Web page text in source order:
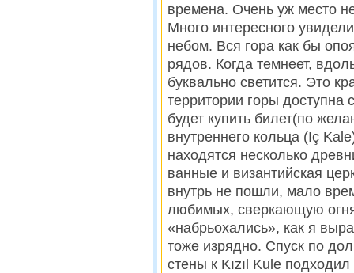
времена. Очень уж место
Много интересного
небом. Вся гора как бы
рядов. Когда темнеет,
буквально светится. Это
территории горы
будет купить билет(по
внутреннего кольца (Iç
находятся несколько
ванные и византийская
внутрь не пошли, мало
любимых, сверкающую
«набрьохались», как я
тоже изрядно. Спуск по
стены к Kızıl Kule